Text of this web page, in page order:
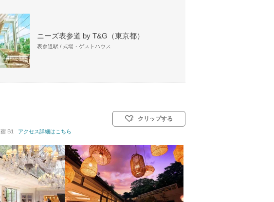
ニーズ表参道 by T&G（東京都）
表参道駅 / 式場・ゲストハウス
ル: 教会式(キリスト教式)／人前式／和装人前式
B1 アクセス詳細はこちら
クリップする